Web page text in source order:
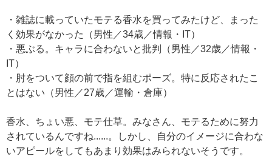
・雑誌に載っていたモテる香水を買ってみたけど、まった
く効果がなかった（男性／34歳／情報・IT）
・悪ぶる。キャラに合わないと批判（男性／32歳／情報・
IT）
・肘をついて顔の前で指を組むポーズ。特に反応されたこ
とはない（男性／27歳／運輸・倉庫）
香水、ちょい悪、モテ仕草。みなさん、モテるために努力
されているんですね......。しかし、自分のイメージに合わな
いアピールをしてもあまり効果はみられないそうです。